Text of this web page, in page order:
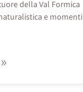
della Val Formica
e momenti